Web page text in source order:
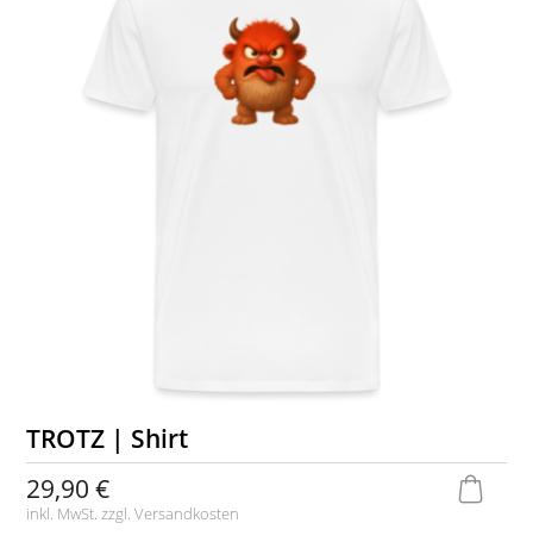
TROTZ | Shirt
29,90 €
inkl. MwSt. zzgl.Versandkosten